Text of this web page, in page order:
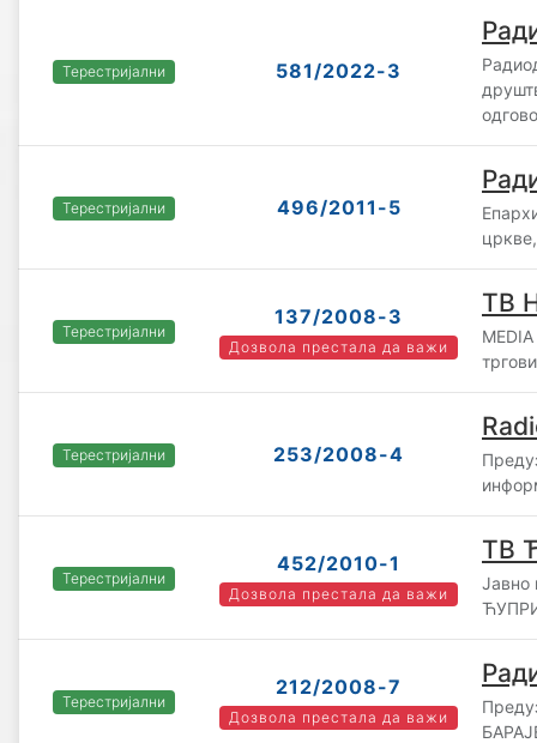
Терестријални 581/2022-3
Терестријални 496/2011-5
Терестријални
137/2008-3
Дозвола престала да важи
ТВ
Терестријални 253/2008-4
Терестријални
452/2010-1
Дозвола престала да важи
ТВ
Терестријални
212/2008-7
Дозвола престала да важи